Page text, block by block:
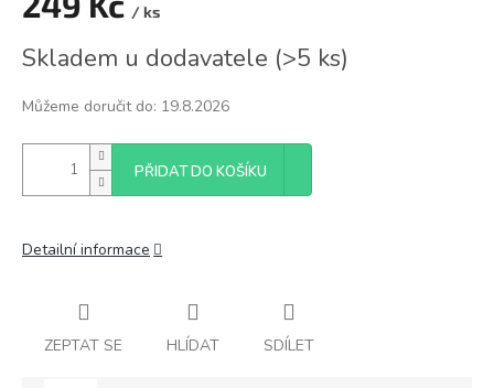
/ ks
cena:
Skladem u dodavatele (>5 ks)
Můžeme doručit do: 19.8.2026
PŘIDAT DO KOŠÍKU
Detailní informace
ZEPTAT SE HLÍDAT SDÍLET